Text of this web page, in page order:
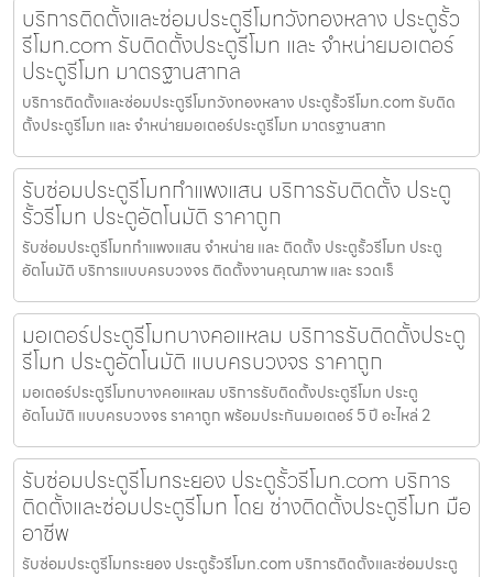
บริการติดตั้งและซ่อมประตูรีโมทวังทองหลาง ประตูรั้ว
รีโมท.com รับติดตั้งประตูรีโมท และ จำหน่ายมอเตอร์
ประตูรีโมท มาตรฐานสากล
บริการติดตั้งและซ่อมประตูรีโมทวังทองหลาง ประตูรั้วรีโมท.com รับติด
ตั้งประตูรีโมท และ จำหน่ายมอเตอร์ประตูรีโมท มาตรฐานสาก
รับซ่อมประตูรีโมทกำแพงแสน บริการรับติดตั้ง ประตู
รั้วรีโมท ประตูอัตโนมัติ ราคาถูก
รับซ่อมประตูรีโมทกำแพงแสน จำหน่าย และ ติดตั้ง ประตูรั้วรีโมท ประตู
อัตโนมัติ บริการแบบครบวงจร ติดตั้งงานคุณภาพ และ รวดเร็
มอเตอร์ประตูรีโมทบางคอแหลม บริการรับติดตั้งประตู
รีโมท ประตูอัตโนมัติ แบบครบวงจร ราคาถูก
มอเตอร์ประตูรีโมทบางคอแหลม บริการรับติดตั้งประตูรีโมท ประตู
อัตโนมัติ แบบครบวงจร ราคาถูก พร้อมประกันมอเตอร์ 5 ปี อะไหล่ 2
รับซ่อมประตูรีโมทระยอง ประตูรั้วรีโมท.com บริการ
ติดตั้งและซ่อมประตูรีโมท โดย ช่างติดตั้งประตูรีโมท มือ
อาชีพ
รับซ่อมประตูรีโมทระยอง ประตูรั้วรีโมท.com บริการติดตั้งและซ่อมประตู